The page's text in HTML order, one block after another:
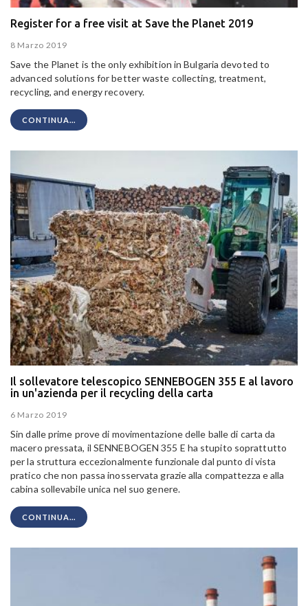
Register for a free visit at Save the Planet 2019
8 Marzo 2019
Save the Planet is the only exhibition in Bulgaria devoted to
advanced solutions for better waste collecting, treatment,
recycling, and energy recovery.
CONTINUA...
Il sollevatore telescopico SENNEBOGEN 355 E al lavoro
in un'azienda per il recycling della carta
6 Marzo 2019
Sin dalle prime prove di movimentazione delle balle di carta da
macero pressata, il SENNEBOGEN 355 E ha stupito soprattutto
per la struttura eccezionalmente funzionale dal punto di vista
pratico che non passa inosservata grazie alla compattezza e alla
cabina sollevabile unica nel suo genere.
CONTINUA...